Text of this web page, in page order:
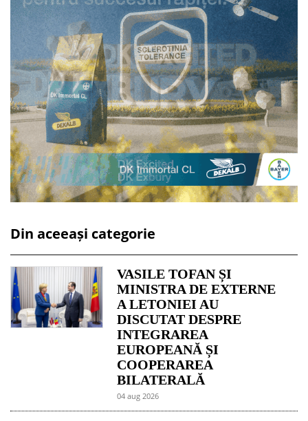
Din aceeași categorie
VASILE TOFAN ȘI
MINISTRA DE EXTERNE
A LETONIEI AU
DISCUTAT DESPRE
INTEGRAREA
EUROPEANĂ ȘI
COOPERAREA
BILATERALĂ
04 aug 2026